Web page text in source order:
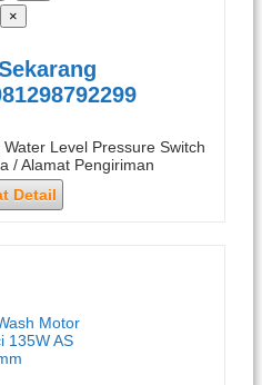
×
Level Pressure Switch
/ Alamat Pengiriman
Detail